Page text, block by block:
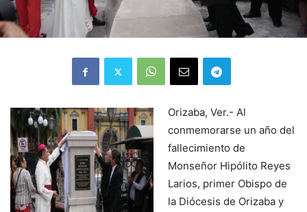
Orizaba, Ver.- Al
conmemorarse un año del
fallecimiento de
Monseñor Hipólito Reyes
Larios, primer Obispo de
la Diócesis de Orizaba y